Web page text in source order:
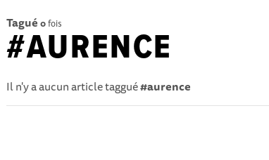
Tagué 0fois
#AURENCE
Il n'y a aucun article taggué#aurence